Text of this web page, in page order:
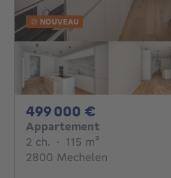
NOUVEAU
499 000 €
Appartement
2 ch. 2 chambres
· 115 m²
2800 Mechelen